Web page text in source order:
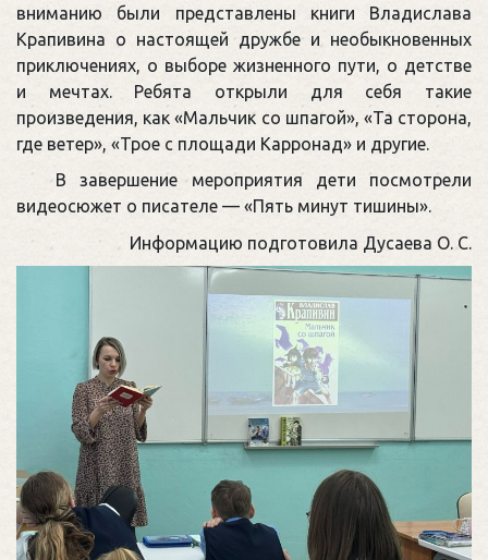
вниманию были представлены книги Владислава
Крапивина о настоящей дружбе и необыкновенных
приключениях, о выборе жизненного пути, о детстве
и мечтах. Ребята открыли для себя такие
произведения, как «Мальчик со шпагой», «Та сторона,
где ветер», «Трое с площади Карронад» и другие.
В завершение мероприятия дети посмотрели
видеосюжет о писателе — «Пять минут тишины».
Информацию подготовила Дусаева О. С.